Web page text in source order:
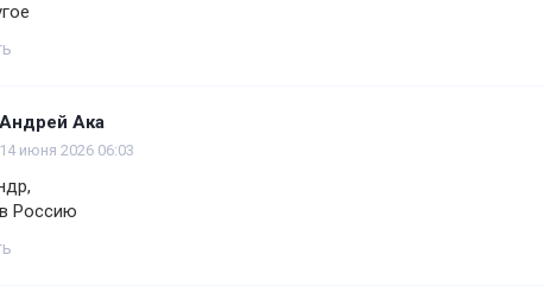
Андрей Ака
14 июня 2026 06:03
Россию